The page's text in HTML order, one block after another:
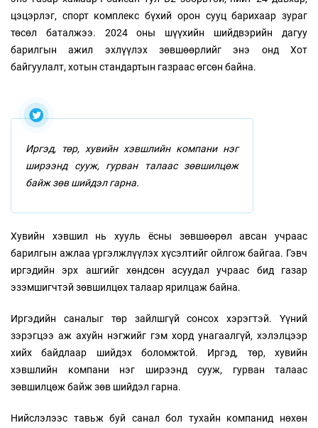
цэцэрлэг, спорт комплекс бүхий орон сууц барихаар зураг
төсөл баталжээ. 2024 оны шүүхийн шийдвэрийн дагуу
барилгын ажил эхлүүлэх зөвшөөрлийг энэ онд Хот
байгуулалт, хотын стандартын газраас өгсөн байна.
Иргэд, төр, хувийн хэвшлийн компани нэг
ширээнд сууж, гурван талаас зөвшилцөж
байж зөв шийдэл гарна.
Хувийн хэвшил нь хууль ёсны зөвшөөрөл авсан учраас
барилгын ажлаа үргэлжлүүлэх хүсэлтийг ойлгож байгаа. Гэвч
иргэдийн эрх ашгийг хөндсөн асуудал учраас бид газар
эзэмшигчтэй зөвшилцөх талаар ярилцаж байна.
Иргэдийн саналыг төр зайлшгүй сонсох хэрэгтэй. Үүний
зэрэгцээ аж ахуйн нэгжийг гэм хорд унагаалгүй, хэлэлцээр
хийх байдлаар шийдэх боломжтой. Иргэд, төр, хувийн
хэвшлийн компани нэг ширээнд сууж, гурван талаас
зөвшилцөж байж зөв шийдэл гарна.
Нийслэлээс тавьж буй санал бол тухайн компанид нөхөн